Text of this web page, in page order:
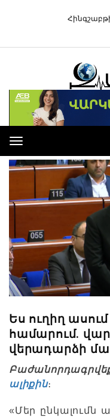
Toggle
navigation
Ես ուղիղ
համարում.
վերադարձի
Բաժանորդագրվեք
ալիքին։
«Մեր ընկալումն